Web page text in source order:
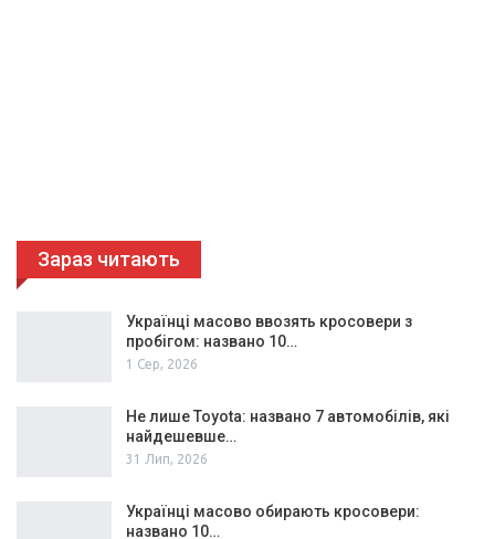
Зараз читають
Українці масово ввозять кросовери з
пробігом: названо 10…
1 Сер, 2026
Не лише Toyota: названо 7 автомобілів, які
найдешевше…
31 Лип, 2026
Українці масово обирають кросовери:
названо 10…